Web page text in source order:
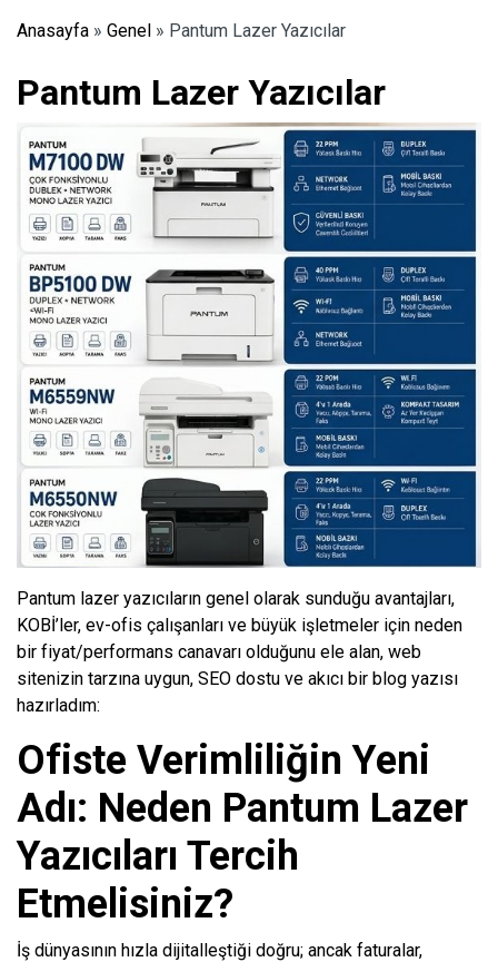
Anasayfa » Genel » Pantum Lazer Yazıcılar
Pantum Lazer Yazıcılar
Pantum lazer yazıcıların genel olarak sunduğu avantajları,
KOBİ’ler, ev-ofis çalışanları ve büyük işletmeler için neden
bir fiyat/performans canavarı olduğunu ele alan, web
sitenizin tarzına uygun, SEO dostu ve akıcı bir blog yazısı
hazırladım:
Ofiste Verimliliğin Yeni
Adı: Neden Pantum Lazer
Yazıcıları Tercih
Etmelisiniz?
İş dünyasının hızla dijitalleştiği doğru; ancak faturalar,